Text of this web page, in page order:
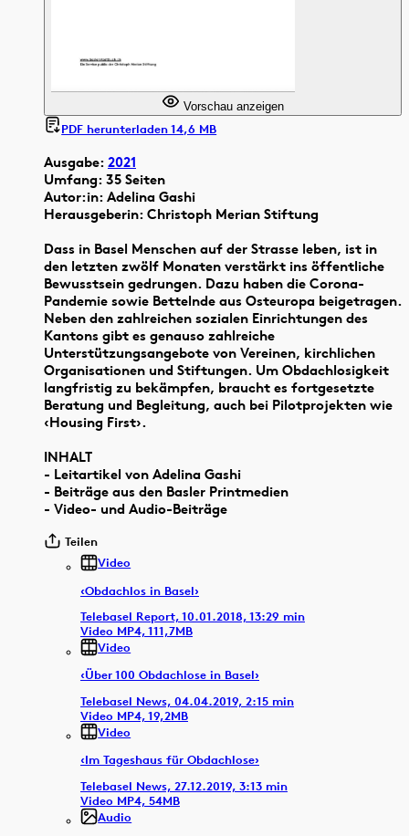
Ausgabe: 2021
Umfang: 35 Seiten
Autor:in: Adelina Gashi
Herausgeberin: Christoph Merian Stiftung
Dass in Basel Menschen auf der Strasse leben, ist in
den letzten zwölf Monaten verstärkt ins öffentliche
Bewusstsein gedrungen. Dazu haben die Corona-
Pandemie sowie Bettelnde aus Osteuropa beigetragen.
Neben den zahlreichen sozialen Einrichtungen des
Kantons gibt es genauso zahlreiche
Unterstützungsangebote von Vereinen, kirchlichen
Organisationen und Stiftungen. Um Obdachlosigkeit
langfristig zu bekämpfen, braucht es fortgesetzte
Beratung und Begleitung, auch bei Pilotprojekten wie
‹Housing First›.
INHALT
- Leitartikel von Adelina Gashi
- Beiträge aus den Basler Printmedien
- Video- und Audio-Beiträge
Teilen
Video
‹Obdachlos in Basel›
Telebasel Report, 10.01.2018, 13:29 min
Video MP4, 111,7MB
Video
‹Über 100 Obdachlose in Basel›
Telebasel News, 04.04.2019, 2:15 min
Video MP4, 19,2MB
Video
‹Im Tageshaus für Obdachlose›
Telebasel News, 27.12.2019, 3:13 min
Video MP4, 54MB
Audio
Vorschau anzeigen
PDF herunterladen 14,6 MB